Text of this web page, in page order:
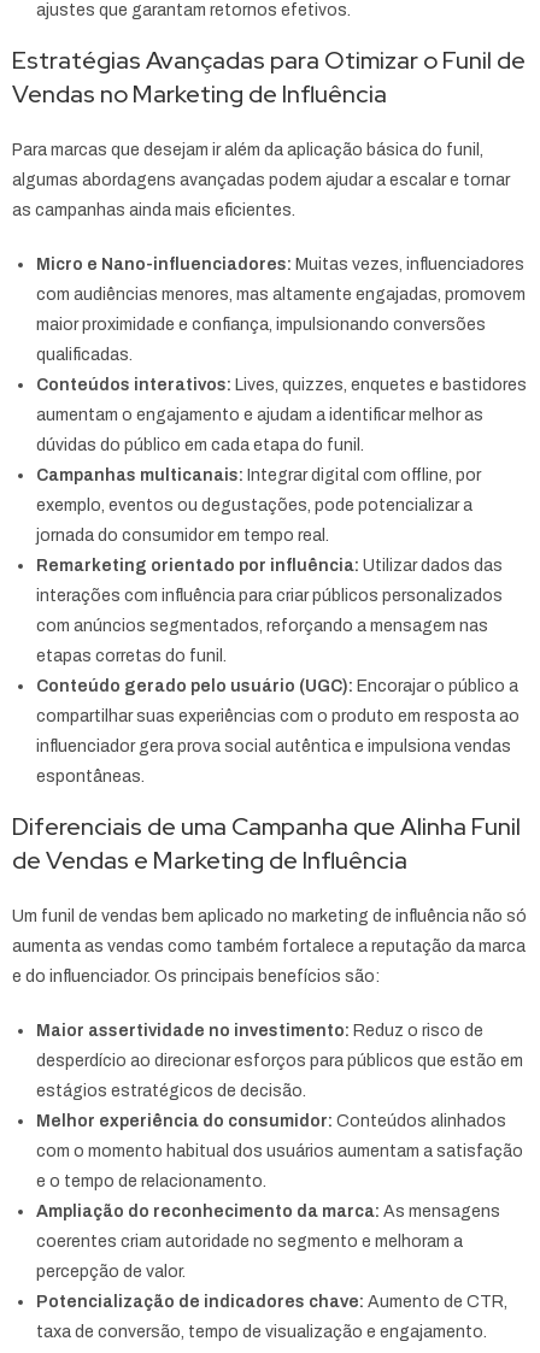
ajustes que garantam retornos efetivos.
Estratégias Avançadas para Otimizar o Funil de
Vendas no Marketing de Influência
Para marcas que desejam ir além da aplicação básica do funil,
algumas abordagens avançadas podem ajudar a escalar e tornar
as campanhas ainda mais eficientes.
Micro e Nano-influenciadores: Muitas vezes, influenciadores
com audiências menores, mas altamente engajadas, promovem
maior proximidade e confiança, impulsionando conversões
qualificadas.
Conteúdos interativos: Lives, quizzes, enquetes e bastidores
aumentam o engajamento e ajudam a identificar melhor as
dúvidas do público em cada etapa do funil.
Campanhas multicanais: Integrar digital com offline, por
exemplo, eventos ou degustações, pode potencializar a
jornada do consumidor em tempo real.
Remarketing orientado por influência: Utilizar dados das
interações com influência para criar públicos personalizados
com anúncios segmentados, reforçando a mensagem nas
etapas corretas do funil.
Conteúdo gerado pelo usuário (UGC): Encorajar o público a
compartilhar suas experiências com o produto em resposta ao
influenciador gera prova social autêntica e impulsiona vendas
espontâneas.
Diferenciais de uma Campanha que Alinha Funil
de Vendas e Marketing de Influência
Um funil de vendas bem aplicado no marketing de influência não só
aumenta as vendas como também fortalece a reputação da marca
e do influenciador. Os principais benefícios são:
Maior assertividade no investimento: Reduz o risco de
desperdício ao direcionar esforços para públicos que estão em
estágios estratégicos de decisão.
Melhor experiência do consumidor: Conteúdos alinhados
com o momento habitual dos usuários aumentam a satisfação
e o tempo de relacionamento.
Ampliação do reconhecimento da marca: As mensagens
coerentes criam autoridade no segmento e melhoram a
percepção de valor.
Potencialização de indicadores chave: Aumento de CTR,
taxa de conversão, tempo de visualização e engajamento.